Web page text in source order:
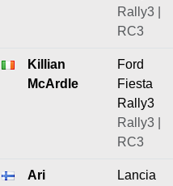
Rally3 |
RC3
Killian
McArdle
Ford
Fiesta
Rally3
Rally3 |
RC3
Ari
Lancia